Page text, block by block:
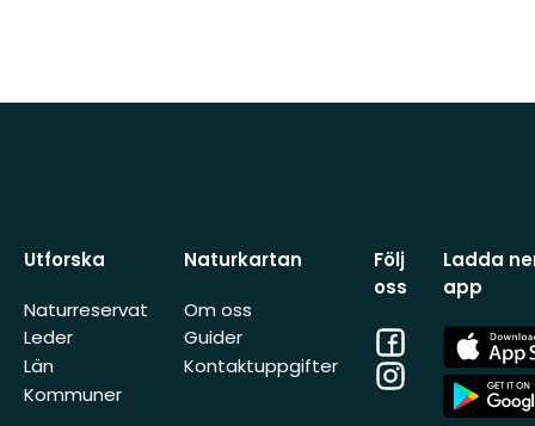
Utforska
Naturreservat
Leder
Län
Kommuner
Naturkartan
Om oss
Guider
Kontaktuppgifter
Följ
oss
Facebook
Instagram
Ladda
app
App
Store
App
Store